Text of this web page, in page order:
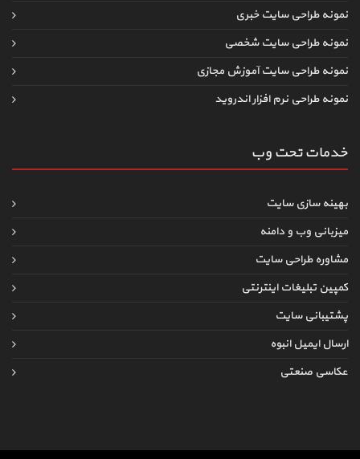
نمونه طراحی سایت خبری
نمونه طراحی سایت شخصی
نمونه طراحی سایت آموزش مجازی
نمونه طراحی نرم افزار اندروید
خدمات تحت وب
بهینه سازی سایت
میزبانی وب و دامنه
مشاوره طراحی سایت
کمپین تبلیغات اینترنتی
پشتیبانی سایت
ارسال ایمیل انبوه
عکاسی صنعتی